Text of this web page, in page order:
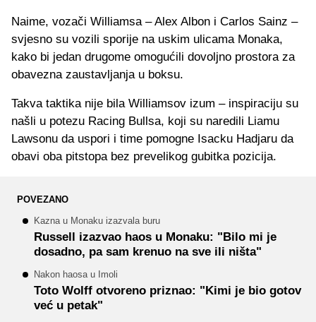
Naime, vozači Williamsa – Alex Albon i Carlos Sainz –
svjesno su vozili sporije na uskim ulicama Monaka,
kako bi jedan drugome omogućili dovoljno prostora za
obavezna zaustavljanja u boksu.
Takva taktika nije bila Williamsov izum – inspiraciju su
našli u potezu Racing Bullsa, koji su naredili Liamu
Lawsonu da uspori i time pomogne Isacku Hadjaru da
obavi oba pitstopa bez prevelikog gubitka pozicija.
POVEZANO
Kazna u Monaku izazvala buru
Russell izazvao haos u Monaku: "Bilo mi je
dosadno, pa sam krenuo na sve ili ništa"
Nakon haosa u Imoli
Toto Wolff otvoreno priznao: "Kimi je bio gotov
već u petak"